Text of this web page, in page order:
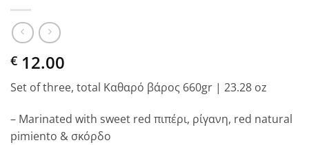
€ 12.00
Set of three, total Καθαρό βάρος 660gr | 23.28 oz
– Marinated with sweet red πιπέρι, ρίγανη, red natural
pimiento & σκόρδο